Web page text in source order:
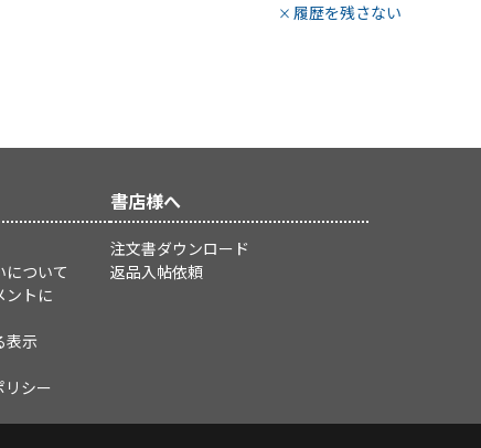
履歴を残さない
について
ントに
表示
リシー
書店様へ
注文書ダウンロード
返品入帖依頼